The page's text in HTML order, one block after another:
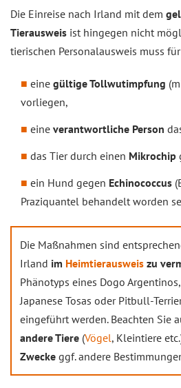
Die Einreise nach Irland mit dem
Tierausweis ist hingegen nicht
tierischen Personalausweis muss
eine gültige Tollwutimpfung
vorliegen,
eine verantwortliche Person
das Tier durch einen Mikrochip
ein Hund gegen Echinococcus
Praziquantel behandelt worden
Die Maßnahmen sind
Irland im Heimtierausweis zu
Phänotyps eines Dogo
Japanese Tosas oder Pitbull-
eingeführt werden. Beachten Sie
andere Tiere (Vögel, Kleintiere
Zwecke ggf. andere